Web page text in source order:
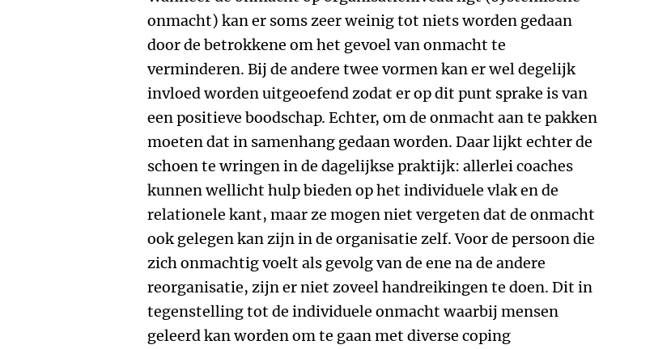
onmacht) kan er soms zeer weinig tot niets worden gedaan
door de betrokkene om het gevoel van onmacht te
verminderen. Bij de andere twee vormen kan er wel degelijk
invloed worden uitgeoefend zodat er op dit punt sprake is van
een positieve boodschap. Echter, om de onmacht aan te pakken
moeten dat in samenhang gedaan worden. Daar lijkt echter de
schoen te wringen in de dagelijkse praktijk: allerlei coaches
kunnen wellicht hulp bieden op het individuele vlak en de
relationele kant, maar ze mogen niet vergeten dat de onmacht
ook gelegen kan zijn in de organisatie zelf. Voor de persoon die
zich onmachtig voelt als gevolg van de ene na de andere
reorganisatie, zijn er niet zoveel handreikingen te doen. Dit in
tegenstelling tot de individuele onmacht waarbij mensen
geleerd kan worden om te gaan met diverse coping